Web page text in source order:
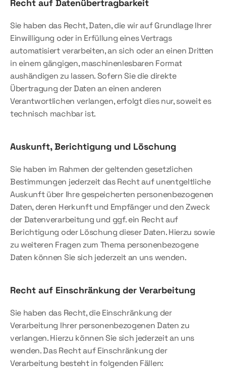
Recht auf Daten­übertrag­barkeit
Sie haben das Recht, Daten, die wir auf Grundlage Ihrer
Einwilligung oder in Erfüllung eines Vertrags
automatisiert verarbeiten, an sich oder an einen Dritten
in einem gängigen, maschinenlesbaren Format
aushändigen zu lassen. Sofern Sie die direkte
Übertragung der Daten an einen anderen
Verantwortlichen verlangen, erfolgt dies nur, soweit es
technisch machbar ist.
Auskunft, Berichtigung und Löschung
Sie haben im Rahmen der geltenden gesetzlichen
Bestimmungen jederzeit das Recht auf unentgeltliche
Auskunft über Ihre gespeicherten personenbezogenen
Daten, deren Herkunft und Empfänger und den Zweck
der Datenverarbeitung und ggf. ein Recht auf
Berichtigung oder Löschung dieser Daten. Hierzu sowie
zu weiteren Fragen zum Thema personenbezogene
Daten können Sie sich jederzeit an uns wenden.
Recht auf Einschränkung der Verarbeitung
Sie haben das Recht, die Einschränkung der
Verarbeitung Ihrer personenbezogenen Daten zu
verlangen. Hierzu können Sie sich jederzeit an uns
wenden. Das Recht auf Einschränkung der
Verarbeitung besteht in folgenden Fällen: